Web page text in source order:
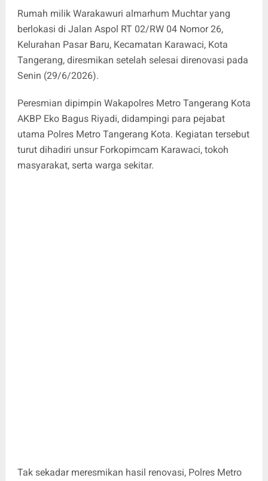
Rumah milik Warakawuri almarhum Muchtar yang
berlokasi di Jalan Aspol RT 02/RW 04 Nomor 26,
Kelurahan Pasar Baru, Kecamatan Karawaci, Kota
Tangerang, diresmikan setelah selesai direnovasi pada
Senin (29/6/2026).
Peresmian dipimpin Wakapolres Metro Tangerang Kota
AKBP Eko Bagus Riyadi, didampingi para pejabat
utama Polres Metro Tangerang Kota. Kegiatan tersebut
turut dihadiri unsur Forkopimcam Karawaci, tokoh
masyarakat, serta warga sekitar.
Tak sekadar meresmikan hasil renovasi, Polres Metro